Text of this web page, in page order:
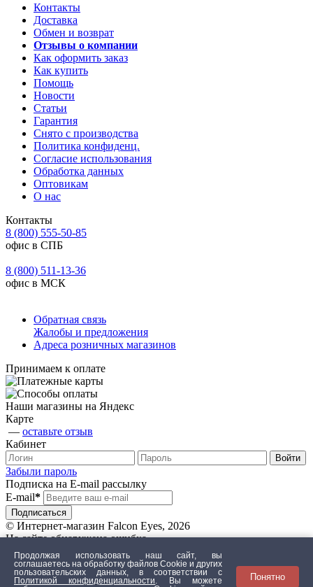
Контакты
Доставка
Обмен и возврат
Отзывы о компании
Как оформить заказ
Как купить
Помощь
Новости
Статьи
Гарантия
Снято с производства
Политика конфиденц.
Согласие использования
Обработка данных
Оптовикам
О нас
Контакты
8 (800) 555-50-85
офис в СПБ
8 (800) 511-13-36
офис в МСК
Обратная связь
Жалобы и предложения
Адреса розничных магазинов
Принимаем к оплате
Наши магазины на Яндекс
Карте
— оставьте отзыв
Кабинет
Забыли пароль
Подписка на E-mail рассылку
E-mail*
© Интернет-магазин Falcon Eyes, 2026
На сайте обнаружена ошибка
Текст с ошибкой
Продолжая использовать наш сайт, вы
соглашаетесь на обработку файлов Сookie и других
пользовательских данных, в соответствии с
Политикой конфиденциальности
. Вы можете
Понятно